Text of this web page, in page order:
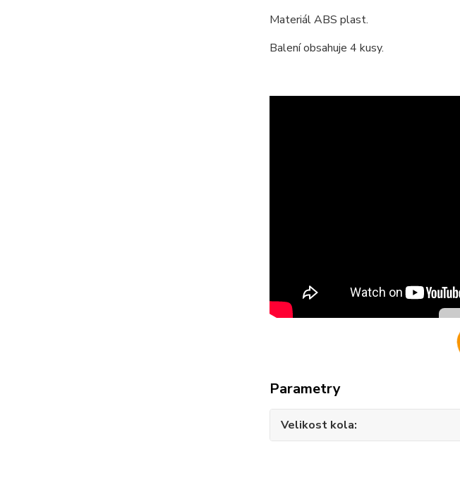
Materiál ABS plast.
Balení obsahuje 4 kusy.
Parametry
Velikost kola